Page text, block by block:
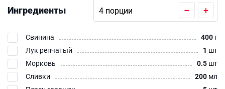
Ингредиенты – +
Свинина 400 г
Лук репчатый
1 шт
Морковь
0.5 шт
Сливки
200 мл